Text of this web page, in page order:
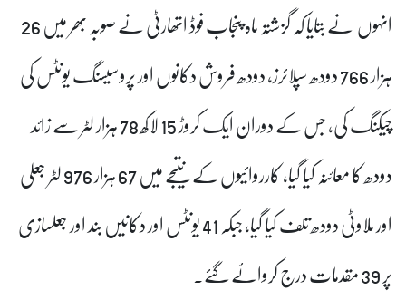
انہوں نے بتایا کہ گزشتہ ماہ پنجاب فوڈ اتھارٹی نے صوبہ بھر میں 26
ہزار 766 دودھ سپلائرز، دودھ فروش دکانوں اور پروسیسنگ یونٹس کی
چیکنگ کی، جس کے دوران ایک کروڑ 15 لاکھ 78 ہزار لٹر سے زائد
دودھ کا معائنہ کیا گیا، کارروائیوں کے نتیجے میں 67 ہزار 976 لٹر جعلی
اور ملاوٹی دودھ تلف کیا گیا، جبکہ 41 یونٹس اور دکانیں بند اور جعلسازی
پر 39 مقدمات درج کروائے گئے۔